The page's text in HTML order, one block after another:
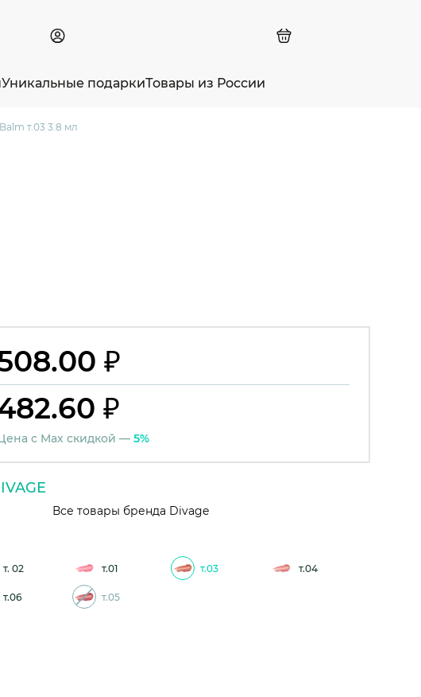
Уникальные подаркиТовары из России
т.03 3.8 мл
т. 02 т.01 т.03 т.04
т.06 т.05
₽
₽
с Max скидкой — 5%
Все товары бренда Divage